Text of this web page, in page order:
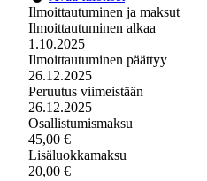
Ilmoittautuminen ja maksut
Ilmoittautuminen alkaa
1.10.2025
Ilmoittautuminen päättyy
26.12.2025
Peruutus viimeistään
26.12.2025
Osallistumismaksu
45,00 €
Lisäluokkamaksu
20,00 €